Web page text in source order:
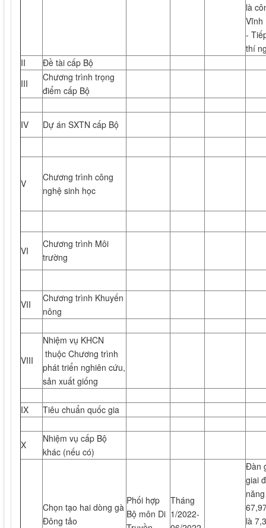
là
Vĩnh
-
thí
II
Đề tài cấp Bộ
III
Chương trình trọng
điểm cấp Bộ
IV Dự án SXTN cấp Bộ
V
Chương trình công
nghệ sinh học
VI
Chương trình Môi
trường
VII
Chương trình Khuyến
nông
VIII
Nhiệm vụ KHCN
thuộc Chương trình
phát triển nghiên cứu,
sản xuất giống
IX Tiêu chuẩn quốc gia
X
Nhiệm vụ cấp Bộ
khác (nếu có)
Chọn tạo hai dòng gà
Đông tảo
Phối hợp
Bộ môn Di
Tháng
1/2022-
Đàn
giai
là